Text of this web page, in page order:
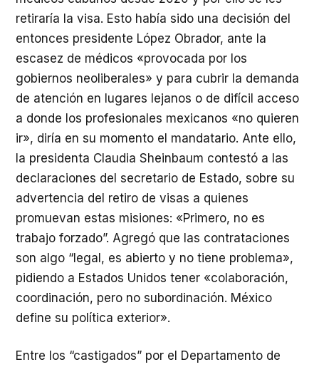
retiraría la visa. Esto había sido una decisión del
entonces presidente López Obrador, ante la
escasez de médicos «provocada por los
gobiernos neoliberales» y para cubrir la demanda
de atención en lugares lejanos o de difícil acceso
a donde los profesionales mexicanos «no quieren
ir», diría en su momento el mandatario. Ante ello,
la presidenta Claudia Sheinbaum contestó a las
declaraciones del secretario de Estado, sobre su
advertencia del retiro de visas a quienes
promuevan estas misiones: «Primero, no es
trabajo forzado”. Agregó que las contrataciones
son algo “legal, es abierto y no tiene problema»,
pidiendo a Estados Unidos tener «colaboración,
coordinación, pero no subordinación. México
define su política exterior».
Entre los “castigados” por el Departamento de